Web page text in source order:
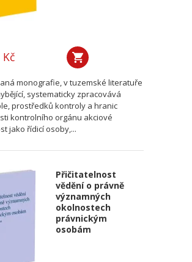
monografie, v tuzemské literatuře
systematicky zpracovává
prostředků kontroly a hranic
kontrolního orgánu akciové
jako řídicí osoby,...
Přičitatelnost
vědění o právně
významných
okolnostech
právnickým
osobám